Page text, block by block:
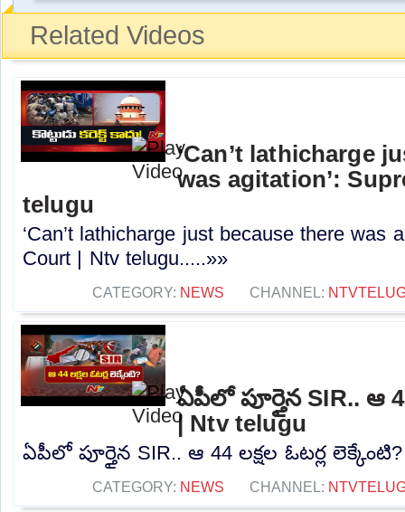
Related Videos
‘Can’t lathicharge
was agitation’:
telugu
‘Can’t lathicharge just because there was
Court | Ntv telugu.....»»
CATEGORY: NEWS CHANNEL:
ఏపీలో పూర్తైన SIR.. ఆ
| Ntv telugu
ఏపీలో పూర్తైన SIR.. ఆ 44 లక్షల ఓటర్ల
CATEGORY: NEWS CHANNEL: